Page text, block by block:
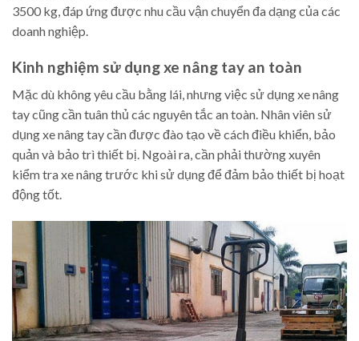
3500 kg, đáp ứng được nhu cầu vận chuyển đa dạng của các
doanh nghiệp.
Kinh nghiệm sử dụng xe nâng tay an toàn
Mặc dù không yêu cầu bằng lái, nhưng việc sử dụng xe nâng
tay cũng cần tuân thủ các nguyên tắc an toàn. Nhân viên sử
dụng xe nâng tay cần được đào tạo về cách điều khiển, bảo
quản và bảo trì thiết bị. Ngoài ra, cần phải thường xuyên
kiểm tra xe nâng trước khi sử dụng để đảm bảo thiết bị hoạt
động tốt.